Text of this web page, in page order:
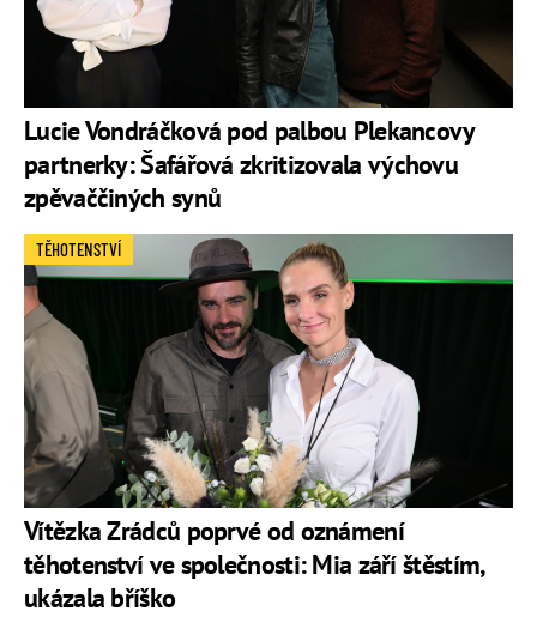
Lucie Vondráčková pod palbou Plekancovy
partnerky: Šafářová zkritizovala výchovu
zpěvaččiných synů
Vítězka Zrádců poprvé od oznámení
těhotenství ve společnosti: Mia září štěstím,
ukázala bříško
TĚHOTENSTVÍ